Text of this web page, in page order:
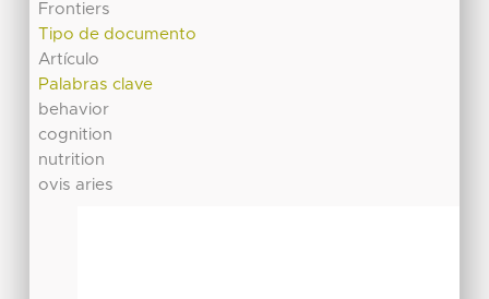
Frontiers
Tipo de documento
Artículo
Palabras clave
behavior
cognition
nutrition
ovis aries